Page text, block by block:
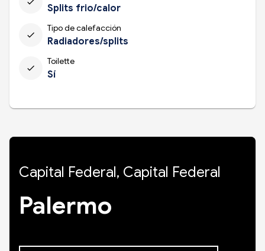
Splits frio/calor
check
Tipo de calefacción
Radiadores/splits
check
Toilette
Sí
Capital Federal, Capital Federal
Palermo